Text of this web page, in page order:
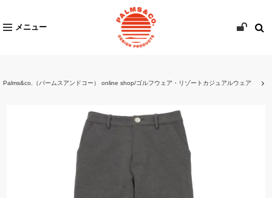
メニュー
Palms&co.（パームスアンドコー） online shop/ゴルフウェア・リゾートカジュアルウェア